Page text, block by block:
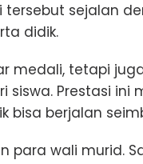
tersebut sejalan
didik.
medali, tetapi
siswa. Prestasi
bisa berjalan
para wali murid.